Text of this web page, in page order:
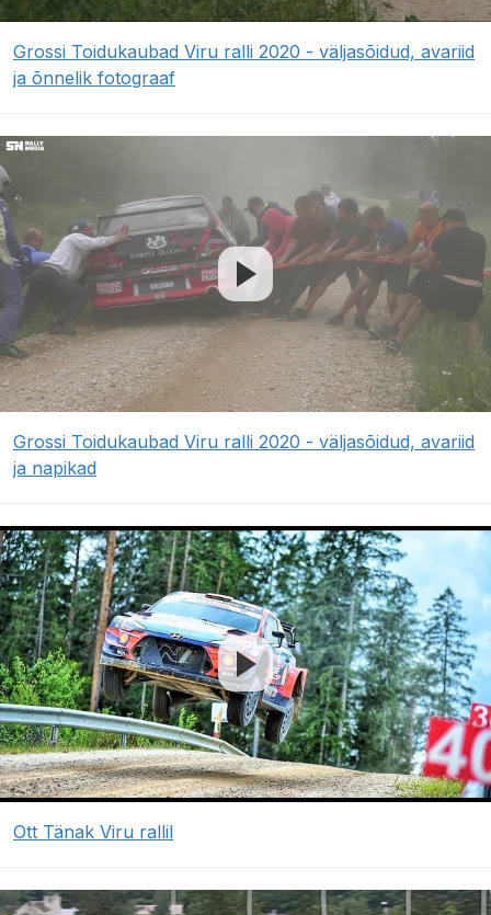
Grossi Toidukaubad Viru ralli 2020 - väljasõidud, avariid
ja õnnelik fotograaf
Grossi Toidukaubad Viru ralli 2020 - väljasõidud, avariid
ja napikad
Ott Tänak Viru rallil